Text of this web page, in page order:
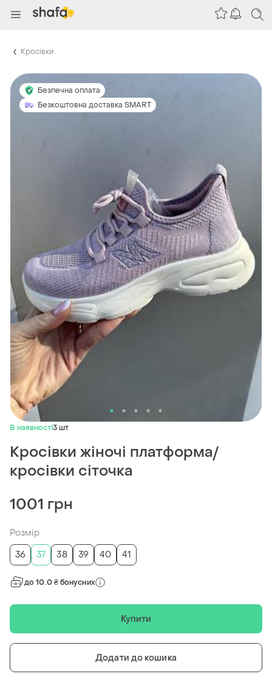
Кросівки
Безпечна оплата
Безкоштовна доставка SMART
В наявності3 шт
Кросівки жіночі платформа/
кросівки сіточка
1001 грн
Розмір
36
37 38 39 40 41
до 10.0 ₴ бонусних
Купити
Додати до кошика